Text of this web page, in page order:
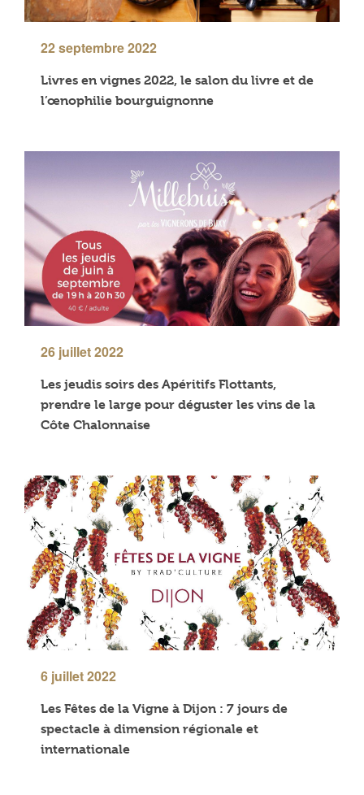
22 septembre 2022
Livres en vignes 2022, le salon du livre et de
l’œnophilie bourguignonne
26 juillet 2022
Les jeudis soirs des Apéritifs Flottants,
prendre le large pour déguster les vins de la
Côte Chalonnaise
6 juillet 2022
Les Fêtes de la Vigne à Dijon : 7 jours de
spectacle à dimension régionale et
internationale